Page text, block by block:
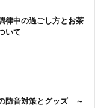
律中の過ごし方とお茶
いて
防音対策とグッズ ～